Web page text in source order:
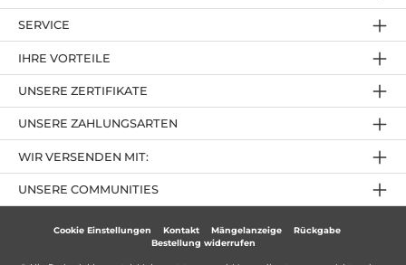
IHRE VORTEILE
UNSERE ZAHLUNGSARTEN
UNSERE ZERTIFIKATE
SERVICE
UNSERE COMMUNITIES
WIR VERSENDEN MIT:
Cookie Einstellungen Kontakt Mängelanzeige
Rückgabe
Bestellung widerrufen